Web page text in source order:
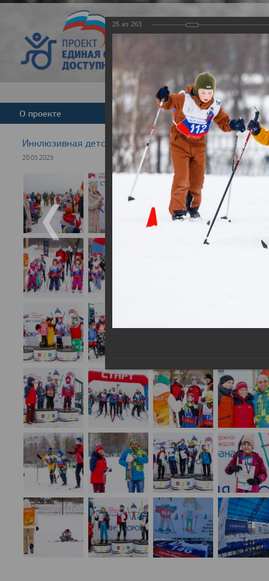
Версия для
О проекте Команда Новости
Инклюзивная детская гонка "Лыжня здоровья" 2023
20.03.2023
25 из 263